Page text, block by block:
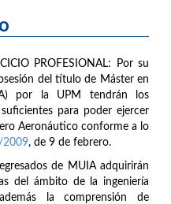
PROFESIONAL: Por su
del título de Máster en
por la UPM tendrán los
para poder ejercer
Aeronáutico conforme a lo
2009, de 9 de febrero.
de MUIA adquirirán
del ámbito de la ingeniería
la comprensión de